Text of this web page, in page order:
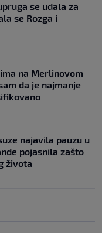
se udala za
se Rozga i
na Merlinovom
da je najmanje
najavila pauzu u
pojasnila zašto
života